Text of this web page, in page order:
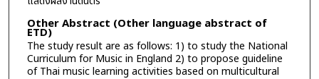
Other Abstract (Other language abstract of
ETD)
The study result are as follows: 1) to study the National
Curriculum for Music in England 2) to propose guideline
of Thai music learning activities based on multicultural